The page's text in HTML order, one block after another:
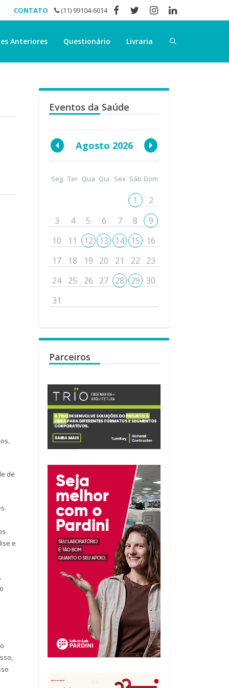
CONTATO (11) 99104-6014
Anteriores Questionário Livraria
de
e
Eventos da Saúde
Agosto 2026
Seg Ter Qua Qui Sex Sáb Dom
1
2
3
4 5 6 7 8
9
10
11 12 13 14 15
16
17
18 19 20 21 22
23
24
25 26 27 28 29
30
31
Parceiros